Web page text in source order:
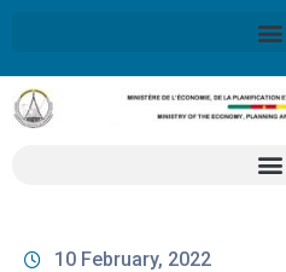
Retrouvez ici la Stratégie
2030
En
10 February, 2022